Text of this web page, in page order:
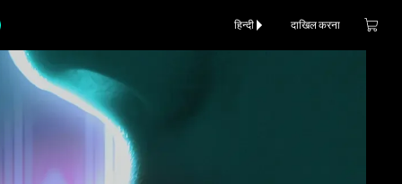
हिन्दी दाखिल करना